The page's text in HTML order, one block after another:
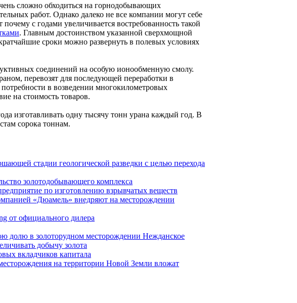
сложно обходиться на горнодобывающих
работ. Однако далеко не все компании могут себе
с годами увеличивается востребованность такой
. Главным достоинством указанной сверхмощной
сроки можно развернуть в полевых условиях
соединений на особую ионообменную смолу.
перевозят для последующей переработки в
в возведении многокилометровых
на стоимость товаров.
изготавливать одну тысячу тонн урана каждый год. В
сорока тоннам.
стадии геологической разведки с целью перехода
золотодобывающего комплекса
по изготовлению взрывчатых веществ
«Дюамель» внедряют на месторождении
от официального дилера
долю в золоторудном месторождении Нежданское
добычу золота
вкладчиков капитала
на территории Новой Земли вложат